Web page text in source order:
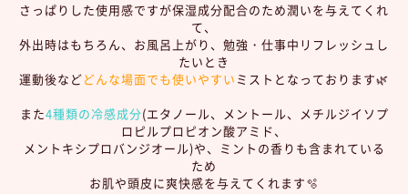
さっぱりした使用感ですが保湿成分配合のため潤いを与えてくれ
て、
外出時はもちろん、お風呂上がり、勉強・仕事中リフレッシュし
たいとき
運動後などどんな場面でも使いやすい ミストとなっております🌿
また4種類の冷感成分(エタノール、メントール、メチルジイソプ
ロピルプロピオン酸アミド、
メントキシプロバンジオール)や、ミントの香りも含まれている
ため
お肌や頭皮に爽快感を与えてくれます🫧